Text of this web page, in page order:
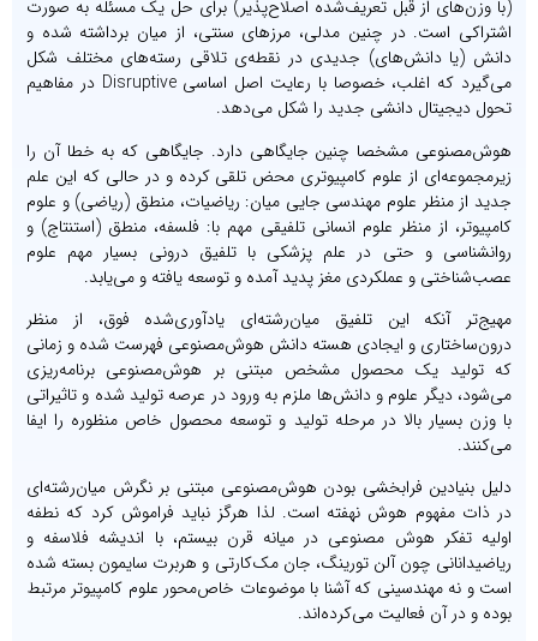
(با وزن‌های از قبل تعریف‌شده‌ اصلاح‌پذیر) برای حل یک مسئله‌ به صورت
اشتراکی است. در چنین مدلی، مرزهای سنتی، از میان برداشته شده و
دانش (یا دانش‌های) جدیدی در نقطه‌ی تلاقی رسته‌های مختلف شکل
می‌گیرد که اغلب، خصوصا با رعایت اصل اساسی Disruptive در مفاهیم
تحول دیجیتال دانشی جدید را شکل می‌دهد.
هوش‌مصنوعی مشخصا چنین جایگاهی دارد. جایگاهی که به خطا آن را
زیرمجموعه‌ای از علوم کامپیوتری محض تلقی کرده و در حالی که این علم
جدید از منظر علوم مهندسی جایی میان: ریاضیات، منطق (ریاضی) و علوم
کامپیوتر، از منظر علوم انسانی تلفیقی مهم با: فلسفه، منطق (استنتاج) و
روانشناسی و حتی در علم پزشکی با تلفیق درونی بسیار مهم علوم
عصب‌شناختی و عملکردی مغز پدید آمده و توسعه یافته و می‌یابد.
مهیج‌تر آنکه این تلفیق میان‌رشته‌ای یادآوری‌شده‌ فوق، از منظر
درون‌ساختاری و ایجادی هسته‌ دانش هوش‌مصنوعی فهرست شده و زمانی
که تولید یک محصول مشخص مبتنی بر هوش‌مصنوعی برنامه‌ریزی
می‌شود، دیگر علوم و دانش‌ها ملزم به ورود در عرصه تولید شده و تاثیراتی
با وزن بسیار بالا در مرحله تولید و توسعه محصول خاص منظوره را ایفا
می‌کنند.
دلیل بنیادین فرابخشی بودن هوش‌مصنوعی مبتنی بر نگرش میان‌رشته‌ای
در ذات مفهوم هوش نهفته است. لذا هرگز نباید فراموش کرد که نطفه‌
اولیه تفکر هوش مصنوعی در میانه قرن بیستم، با اندیشه فلاسفه و
ریاضیدانانی چون آلن تورینگ، جان مک‌کارتی و هربرت سایمون بسته شده
است و نه مهندسینی که آشنا با موضوعات خاص‌محور علوم کامپیوتر مرتبط
بوده و در آن فعالیت می‌کرده‌اند.